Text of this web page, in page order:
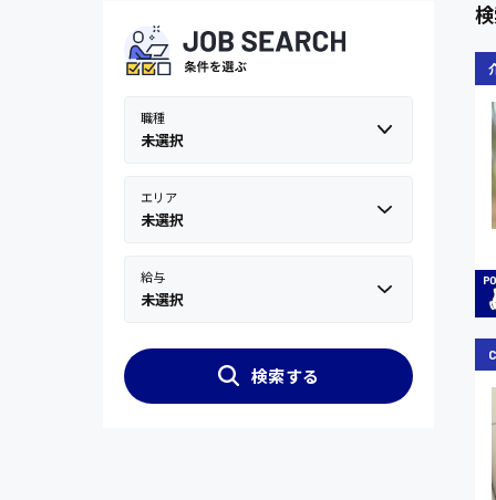
職種
未選択
エリア
未選択
給与
未選択
検索する